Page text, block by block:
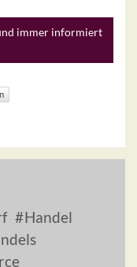
immer informiert
Handel